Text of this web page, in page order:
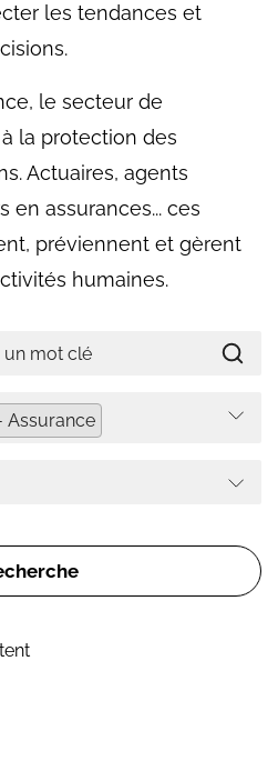
les tendances et
le secteur de
la protection des
Actuaires, agents
en assurances... ces
préviennent et gèrent
humaines.
Assurance